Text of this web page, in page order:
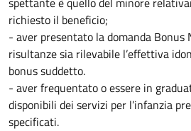
richiesto il beneficio;
- aver presentato la domanda Bonus
risultanze sia rilevabile l’effettiva
bonus suddetto.
- aver frequentato o essere in
disponibili dei servizi per l’infanzia
specificati.